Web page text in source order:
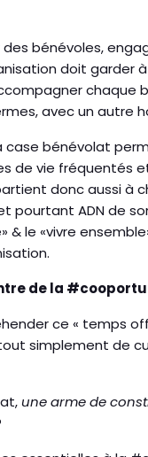
bénévoles,
doit garder à
chaque
avec un autre
bénévolat
de vie fréquentés
donc aussi à
pourtant ADN de
& le «vivre
de la
ce « temps
simplement de
une arme de